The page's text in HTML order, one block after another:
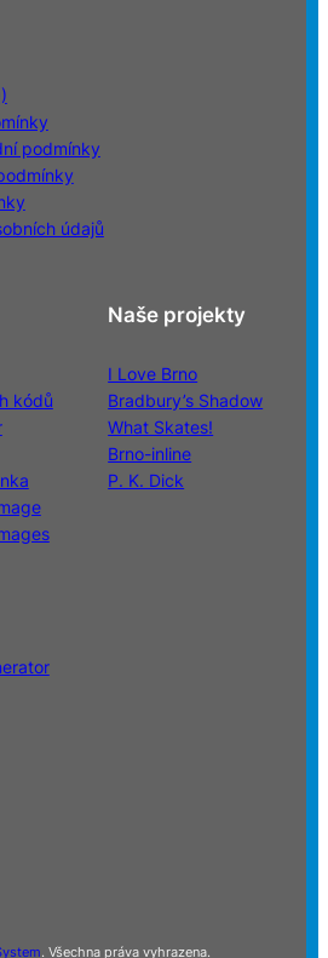
podmínky
údajů
kódů
Naše projekty
I Love Brno
Bradbury’s Shadow
What Skates!
Brno-inline
P. K. Dick
. Všechna práva vyhrazena.